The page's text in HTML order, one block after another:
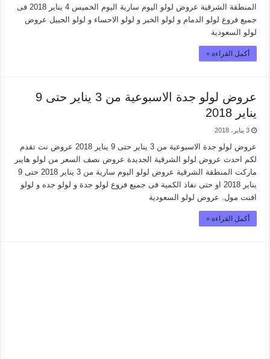
المنطقة الشرقية عروض لولو اليوم سارية اليوم الخميس 4 يناير 2018 فى
جميع فروع لولو الدمام و لولو الخبر و لولو الاحساء و لولو الجبيل عروض
لولو السعودية
أكمل القراءة »
عروض لولو جدة الاسبوعية من 3 يناير حتى 9
يناير 2018
3 يناير، 2018
عروض لولو جدة الاسبوعية من 3 يناير حتى 9 يناير 2018 عروض نت تقدم
لكم احدث عروض لولو الشرقية الجديدة عروض نصف السعر من لولو هايبر
ماركت المنطقة الشرقية عروض لولو اليوم سارية من 3 يناير 2018 حتى 9
يناير 2018 او حتى نفاذ الكمية فى جميع فروع لولو جدة و لولو جده و لولو
افنت مول. عروض لولو السعودية
أكمل القراءة »